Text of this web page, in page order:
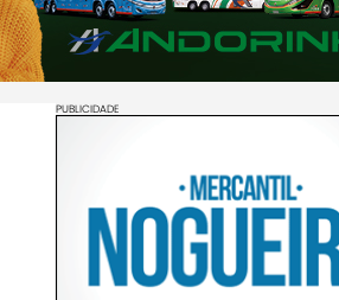
PUBLICIDADE